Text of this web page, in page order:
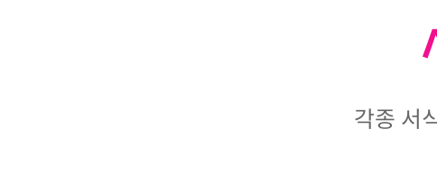
각종 서